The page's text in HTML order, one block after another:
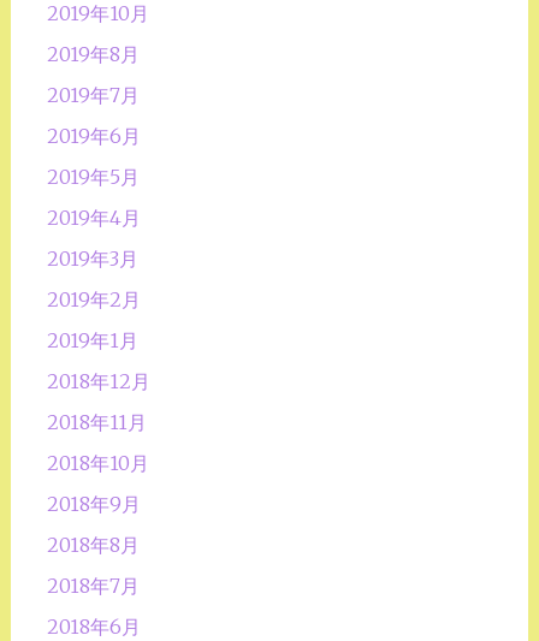
2019年10月
2019年8月
2019年7月
2019年6月
2019年5月
2019年4月
2019年3月
2019年2月
2019年1月
2018年12月
2018年11月
2018年10月
2018年9月
2018年8月
2018年7月
2018年6月